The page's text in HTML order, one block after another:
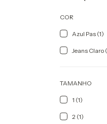
COR
Azul Pas (1)
Jeans Claro
TAMANHO
1 (1)
2 (1)